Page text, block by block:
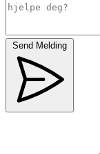
Send Melding